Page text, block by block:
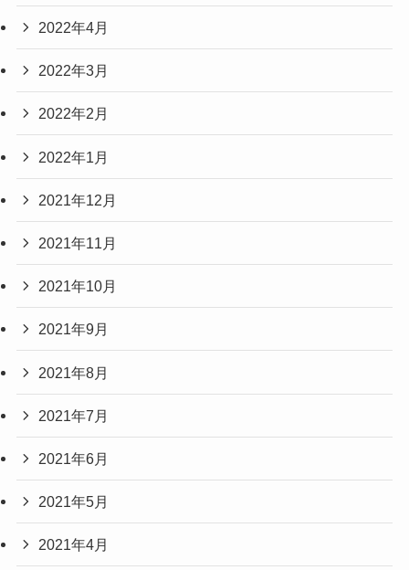
2022年4月
2022年3月
2022年2月
2022年1月
2021年12月
2021年11月
2021年10月
2021年9月
2021年8月
2021年7月
2021年6月
2021年5月
2021年4月